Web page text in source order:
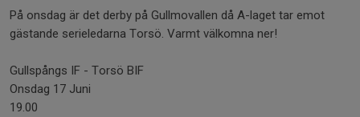
På onsdag är det derby på Gullmovallen då A-laget tar emot
gästande serieledarna Torsö. Varmt välkomna ner!
Gullspångs IF - Torsö BIF
Onsdag 17 Juni
19.00